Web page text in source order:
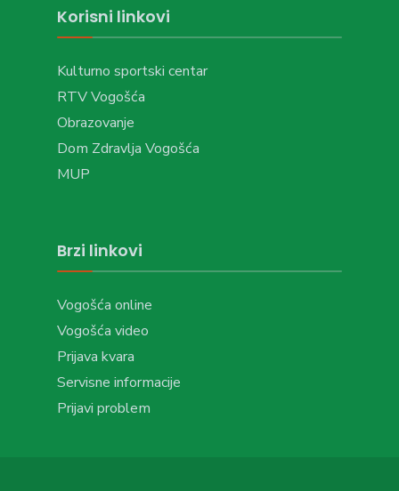
Korisni linkovi
Kulturno sportski centar
RTV Vogošća
Obrazovanje
Dom Zdravlja Vogošća
MUP
Brzi linkovi
Vogošća online
Vogošća video
Prijava kvara
Servisne informacije
Prijavi problem